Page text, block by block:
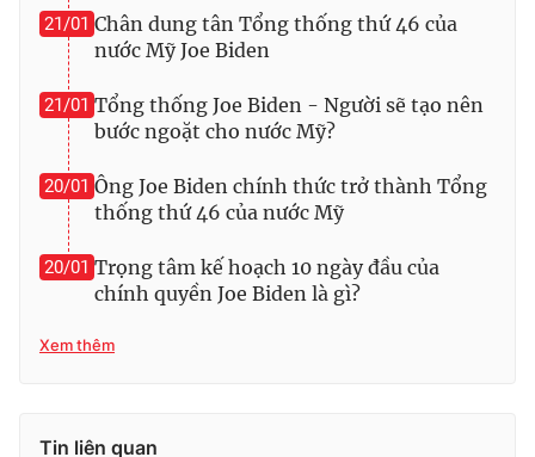
THỜI BÁO VTV
Theo dõi báo trên
Cơ quan chủ quản:Đài Truyền hình Việt Nam
Cơ quan báo chí:
Thời báo VTV
Giấy phép hoạt động báo in và báo điện tử số 483/GP-BTTTT
cấp ngày 29/12/2023
Tổng Biên tập:
Tổng đài VTV:
21/01 Chân dung tân Tổng thống thứ 46 của
nước Mỹ Joe Biden
21/01 Tổng thống Joe Biden - Người sẽ tạo nên
bước ngoặt cho nước Mỹ?
20/01 Ông Joe Biden chính thức trở thành Tổng
thống thứ 46 của nước Mỹ
20/01 Trọng tâm kế hoạch 10 ngày đầu của
chính quyền Joe Biden là gì?
Xem thêm
Tin liên quan